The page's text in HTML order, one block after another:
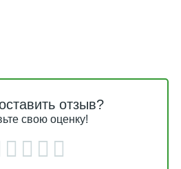
отзыв?
свою оценку!